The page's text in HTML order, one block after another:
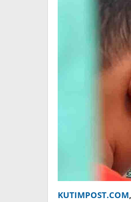
KUTIMPOST.COM